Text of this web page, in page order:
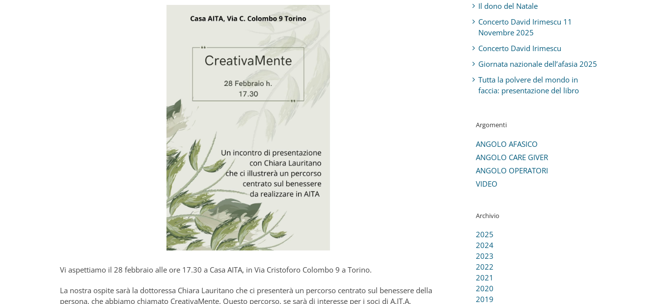
Vi aspettiamo il 28 febbraio alle ore 17.30 a Casa AITA, in Via Cristoforo Colombo 9 a Torino.
La nostra ospite sarà la dottoressa Chiara Lauritano che ci presenterà un percorso centrato sul benessere della
persona, che abbiamo chiamato CreativaMente. Questo percorso, se sarà di interesse per i soci di A.IT.A.
Il dono del Natale
Concerto David Irimescu 11
Novembre 2025
Concerto David Irimescu
Giornata nazionale dell’afasia 2025
Tutta la polvere del mondo in
faccia: presentazione del libro
Argomenti
ANGOLO AFASICO
ANGOLO CARE GIVER
ANGOLO OPERATORI
VIDEO
Archivio
2025
2024
2023
2022
2021
2020
2019